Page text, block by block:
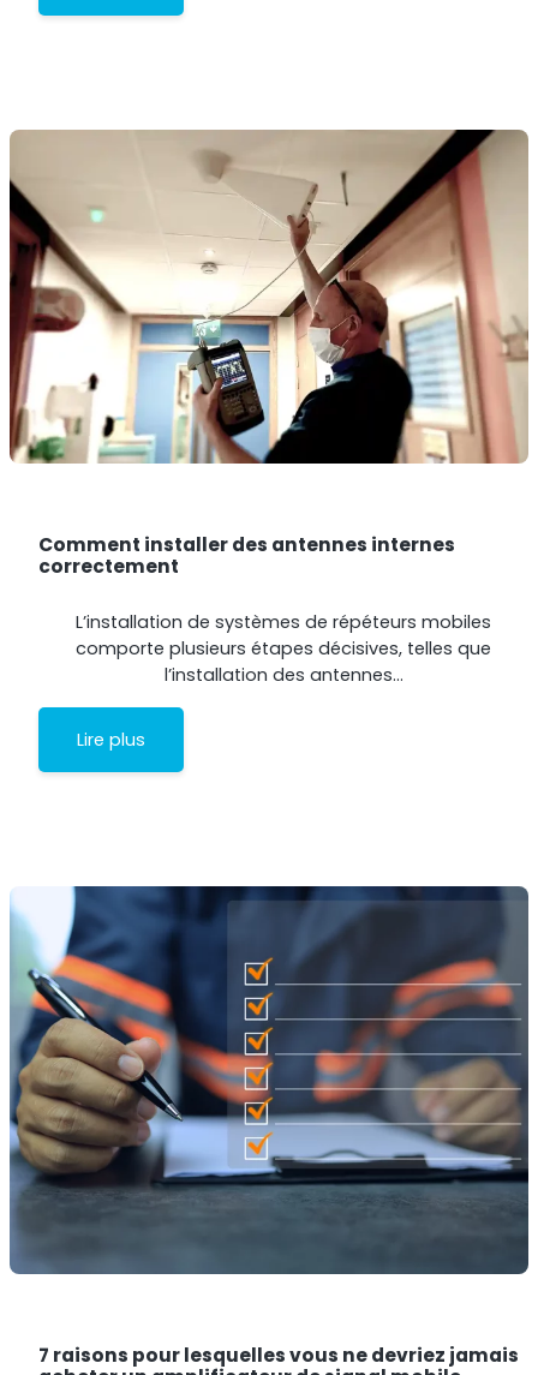
Comment installer des antennes internes
correctement
L’installation de systèmes de répéteurs mobiles
comporte plusieurs étapes décisives, telles que
l’installation des antennes…
Lire plus
7 raisons pour lesquelles vous ne devriez jamais